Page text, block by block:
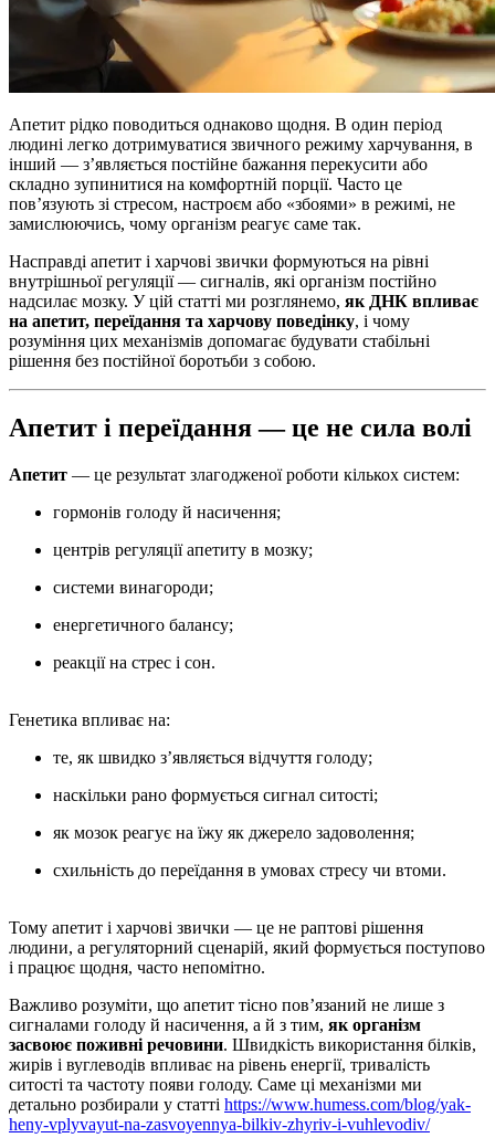
Апетит рідко поводиться однаково щодня. В один період
людині легко дотримуватися звичного режиму харчування, в
інший — з’являється постійне бажання перекусити або
складно зупинитися на комфортній порції. Часто це
пов’язують зі стресом, настроєм або «збоями» в режимі, не
замислюючись, чому організм реагує саме так.
Насправді апетит і харчові звички формуються на рівні
внутрішньої регуляції — сигналів, які організм постійно
надсилає мозку. У цій статті ми розглянемо, як ДНК впливає
на апетит, переїдання та харчову поведінку, і чому
розуміння цих механізмів допомагає будувати стабільні
рішення без постійної боротьби з собою.
Апетит і переїдання — це не сила волі
Апетит — це результат злагодженої роботи кількох систем:
гормонів голоду й насичення;
центрів регуляції апетиту в мозку;
системи винагороди;
енергетичного балансу;
реакції на стрес і сон.
Генетика впливає на:
те, як швидко з’являється відчуття голоду;
наскільки рано формується сигнал ситості;
як мозок реагує на їжу як джерело задоволення;
схильність до переїдання в умовах стресу чи втоми.
Тому апетит і харчові звички — це не раптові рішення
людини, а регуляторний сценарій, який формується поступово
і працює щодня, часто непомітно.
Важливо розуміти, що апетит тісно пов’язаний не лише з
сигналами голоду й насичення, а й з тим, як організм
засвоює поживні речовини. Швидкість використання білків,
жирів і вуглеводів впливає на рівень енергії, тривалість
ситості та частоту появи голоду. Саме ці механізми ми
детально розбирали у статті https://www.humess.com/blog/yak-
heny-vplyvayut-na-zasvoyennya-bilkiv-zhyriv-i-vuhlevodiv/